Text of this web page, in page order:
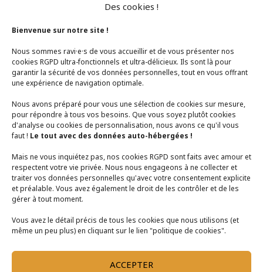
Des cookies !
Bienvenue sur notre site !
Nous sommes ravi·e·s de vous accueillir et de vous présenter nos
cookies RGPD ultra-fonctionnels et ultra-délicieux. Ils sont là pour
garantir la sécurité de vos données personnelles, tout en vous offrant
une expérience de navigation optimale.
Nous avons préparé pour vous une sélection de cookies sur mesure,
pour répondre à tous vos besoins. Que vous soyez plutôt cookies
d'analyse ou cookies de personnalisation, nous avons ce qu'il vous
faut ! Le tout avec des données auto-hébergées !
Mais ne vous inquiétez pas, nos cookies RGPD sont faits avec amour et
respectent votre vie privée. Nous nous engageons à ne collecter et
traiter vos données personnelles qu'avec votre consentement explicite
et préalable. Vous avez également le droit de les contrôler et de les
gérer à tout moment.
Vous avez le détail précis de tous les cookies que nous utilisons (et
même un peu plus) en cliquant sur le lien "politique de cookies".
ACCEPTER
Plan B bénéficie du soutien de la Région
Bretagne